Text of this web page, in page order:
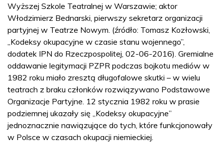
Wyższej Szkole Teatralnej w Warszawie; aktor
Włodzimierz Bednarski, pierwszy sekretarz organizacji
partyjnej w Teatrze Nowym. (źródło: Tomasz Kozłowski,
„Kodeksy okupacyjne w czasie stanu wojennego”,
dodatek IPN do Rzeczpospolitej, 02-06-2016). Gremialne
oddawanie legitymacji PZPR podczas bojkotu mediów w
1982 roku miało zresztą długofalowe skutki – w wielu
teatrach z braku członków rozwiązywano Podstawowe
Organizacje Partyjne. 12 stycznia 1982 roku w prasie
podziemnej ukazały się „Kodeksy okupacyjne”
jednoznacznie nawiązujące do tych, które funkcjonowały
w Polsce w czasach okupacji niemieckiej.